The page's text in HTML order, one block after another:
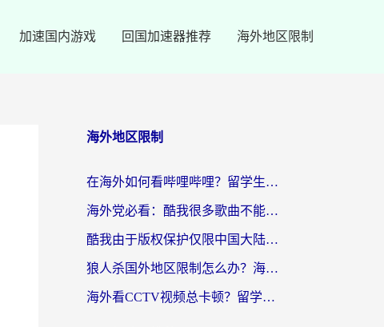
加速国内游戏 回国加速器推荐 海外地区限制
海外地区限制
在海外如何看哔哩哔哩？留学生亲测有效的回国加速指南
海外党必看：酷我很多歌曲不能听？一招解决优酷版权限制+B站地域问题！
酷我由于版权保护仅限中国大陆怎么办？海外党亲测有效的解锁指南
狼人杀国外地区限制怎么办？海外党亲测有效的全场景回国加速指南
海外看CCTV视频总卡顿？留学生亲测有效的回国加速器选择指南